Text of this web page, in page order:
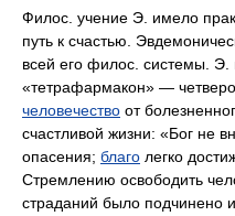
Филос. учение Э. имело
путь к счастью.
всей его филос. системы.
«тетрафармакон» —
человечество от
счастливой жизни: «Бог не
опасения; благо легко
Стремлению освободить
страданий было подчинено